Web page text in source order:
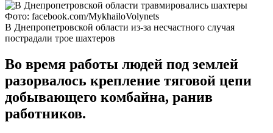
Фото: facebook.com/MykhailoVolynets
В Днепропетровской области из-за несчастного случая
пострадали трое шахтеров
Во время работы людей под землей
разорвалось крепление тяговой цепи
добывающего комбайна, ранив
работников.